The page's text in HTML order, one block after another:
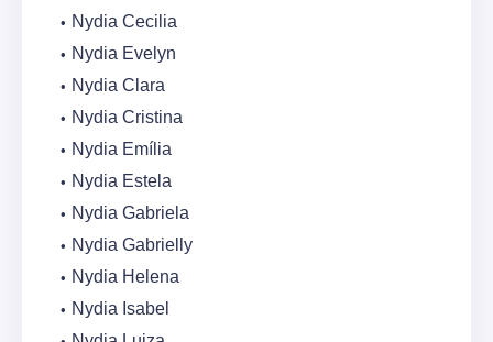
Nydia Cecilia
Nydia Evelyn
Nydia Clara
Nydia Cristina
Nydia Emília
Nydia Estela
Nydia Gabriela
Nydia Gabrielly
Nydia Helena
Nydia Isabel